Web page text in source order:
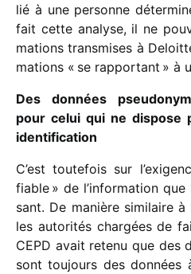
lié à une personne
fait cette analyse, il ne
ma­tions trans­mises à
ma­tions « se rappor­tant » à
Des données
pour celui qui ne dispose
identification
C’est toute­fois sur
fiable » de l’information
sant. De manière simi­laire à
les auto­ri­tés char­gées de
CEPD avait retenu que des
sont toujours des données